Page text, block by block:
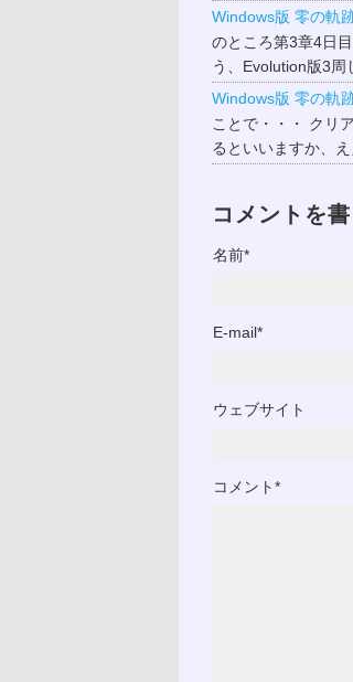
Windows版 零の軌
のところ第3章4日
う、Evolution版3周
Windows版 零の軌
ことで・・・ クリ
るといいますか、
コメントを書
名前*
E-mail*
ウェブサイト
コメント*